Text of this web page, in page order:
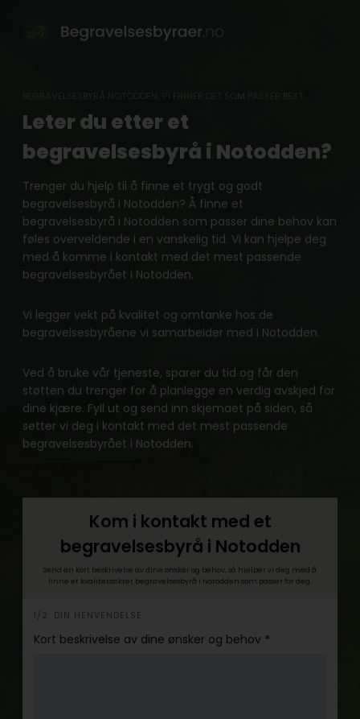
Leter du etter et
begravelsesbyrå i Notodden?
Trenger du hjelp til å finne et trygt og godt
begravelsesbyrå i Notodden? Å finne et
begravelsesbyrå i Notodden som passer dine behov kan
føles overveldende i en vanskelig tid. Vi kan hjelpe deg
med å komme i kontakt med det mest passende
begravelsesbyrået i Notodden.
Vi legger vekt på kvalitet og omtanke hos de
begravelsesbyråene vi samarbeider med i Notodden.
Ved å bruke vår tjeneste, sparer du tid og får den
støtten du trenger for å planlegge en verdig avskjed for
dine kjære. Fyll ut og send inn skjemaet på siden, så
setter vi deg i kontakt med det mest passende
begravelsesbyrået i Notodden.
Kom i kontakt med et
begravelsesbyrå i Notodden
Send en kort beskrivelse av dine ønsker og behov, så hjelper vi deg med å
finne et kvalitetssikret begravelsesbyrå i Notodden som passer for deg.
h
e
1/2: DIN HENVENDELSE
Kort beskrivelse av dine ønsker og behov *